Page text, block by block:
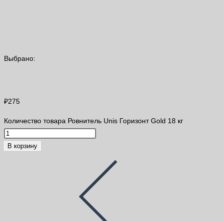
Выбрано:
₽275
Количество товара Ровнитель Unis Горизонт Gold 18 кг
В корзину